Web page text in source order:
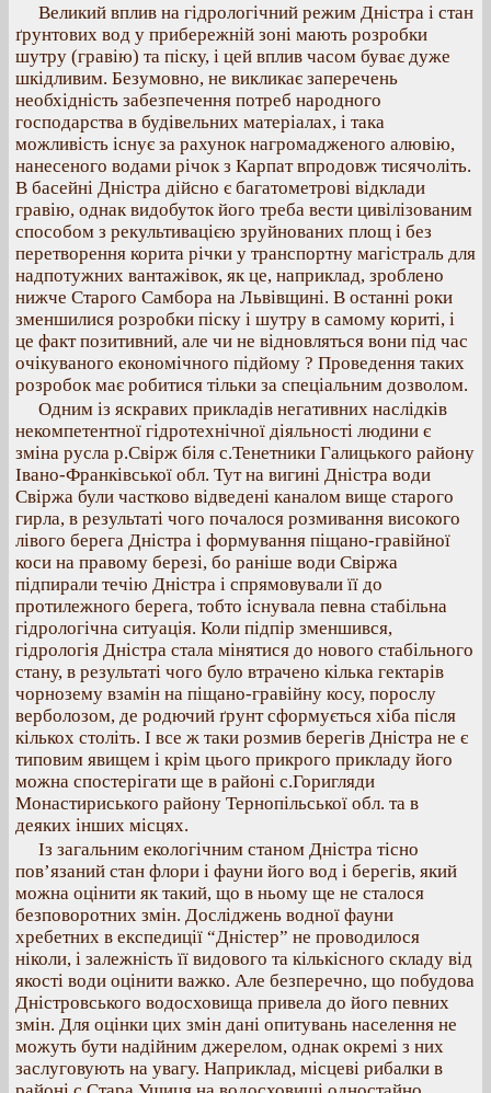
Великий вплив на гідрологічний режим Дністра і стан
ґрунтових вод у прибережній зоні мають розробки
шутру (гравію) та піску, і цей вплив часом буває дуже
шкідливим. Безумовно, не викликає заперечень
необхідність забезпечення потреб народного
господарства в будівельних матеріалах, і така
можливість існує за рахунок нагромадженого алювію,
нанесеного водами річок з Карпат впродовж тисячоліть.
В басейні Дністра дійсно є багатометрові відклади
гравію, однак видобуток його треба вести цивілізованим
способом з рекультивацією зруйнованих площ і без
перетворення корита річки у транспортну магістраль для
надпотужних вантажівок, як це, наприклад, зроблено
нижче Старого Самбора на Львівщині. В останні роки
зменшилися розробки піску і шутру в самому кориті, і
це факт позитивний, але чи не відновляться вони під час
очікуваного економічного підйому ? Проведення таких
розробок має робитися тільки за спеціальним дозволом.
Одним із яскравих прикладів негативних наслідків
некомпетентної гідротехнічної діяльності людини є
зміна русла р.Свірж біля с.Тенетники Галицького району
Івано-Франківської обл. Тут на вигині Дністра води
Свіржа були частково відведені каналом вище старого
гирла, в результаті чого почалося розмивання високого
лівого берега Дністра і формування піщано-гравійної
коси на правому березі, бо раніше води Свіржа
підпирали течію Дністра і спрямовували її до
протилежного берега, тобто існувала певна стабільна
гідрологічна ситуація. Коли підпір зменшився,
гідрологія Дністра стала мінятися до нового стабільного
стану, в результаті чого було втрачено кілька гектарів
чорнозему взамін на піщано-гравійну косу, порослу
верболозом, де родючий ґрунт сформується хіба після
кількох століть. І все ж таки розмив берегів Дністра не є
типовим явищем і крім цього прикрого прикладу його
можна спостерігати ще в районі с.Горигляди
Монастириського району Тернопільської обл. та в
деяких інших місцях.
Із загальним екологічним станом Дністра тісно
пов’язаний стан флори і фауни його вод і берегів, який
можна оцінити як такий, що в ньому ще не сталося
безповоротних змін. Досліджень водної фауни
хребетних в експедиції “Дністер” не проводилося
ніколи, і залежність її видового та кількісного складу від
якості води оцінити важко. Але безперечно, що побудова
Дністровського водосховища привела до його певних
змін. Для оцінки цих змін дані опитувань населення не
можуть бути надійним джерелом, однак окремі з них
заслуговують на увагу. Наприклад, місцеві рибалки в